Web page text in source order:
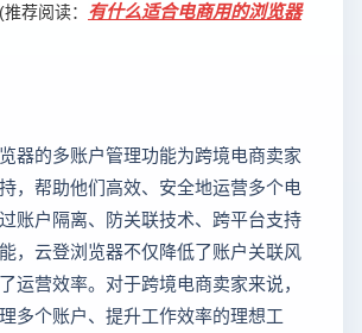
(推荐阅读： 有什么适合电商用的浏览器
器的多账户管理功能为跨境电商卖家
，帮助他们高效、安全地运营多个电
账户隔离、防关联技术、跨平台支持
，云登浏览器不仅降低了账户关联风
运营效率。对于跨境电商卖家来说，
多个账户、提升工作效率的理想工